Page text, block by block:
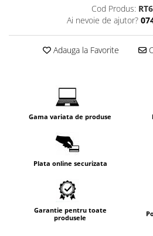
Cod Produs:
Ai nevoie de ajutor?
Adauga la Favorite
Gama variata de produse
Plata online securizata
Garantie pentru toate
produsele